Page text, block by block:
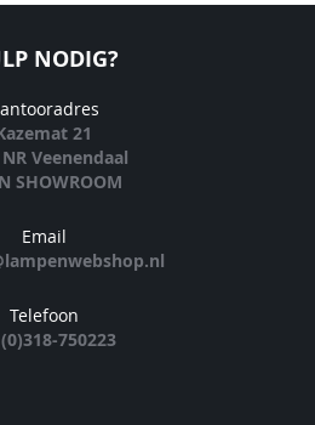
NODIG?
21
Veenendaal
SHOWROOM
Email
Telefoon
750223